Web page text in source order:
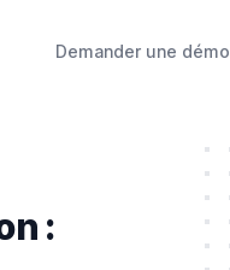
Demander une démo
: